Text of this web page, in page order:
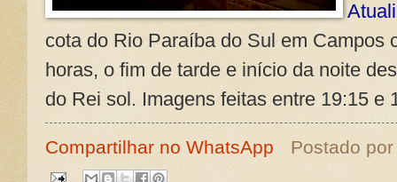
cota do Rio Paraíba do Sul em Campos
horas, o fim de tarde e início da noite
do Rei sol. Imagens feitas entre 19:15 e
Compartilhar no WhatsApp Postado